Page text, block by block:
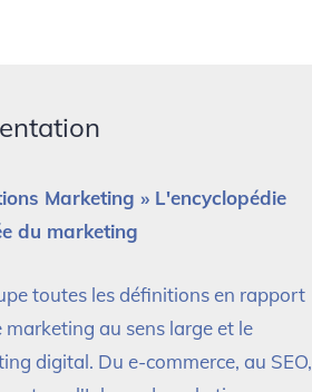
Marketing » L'encyclopédie
du marketing
toutes les définitions en rapport
marketing au sens large et le
digital. Du e-commerce, au SEO,